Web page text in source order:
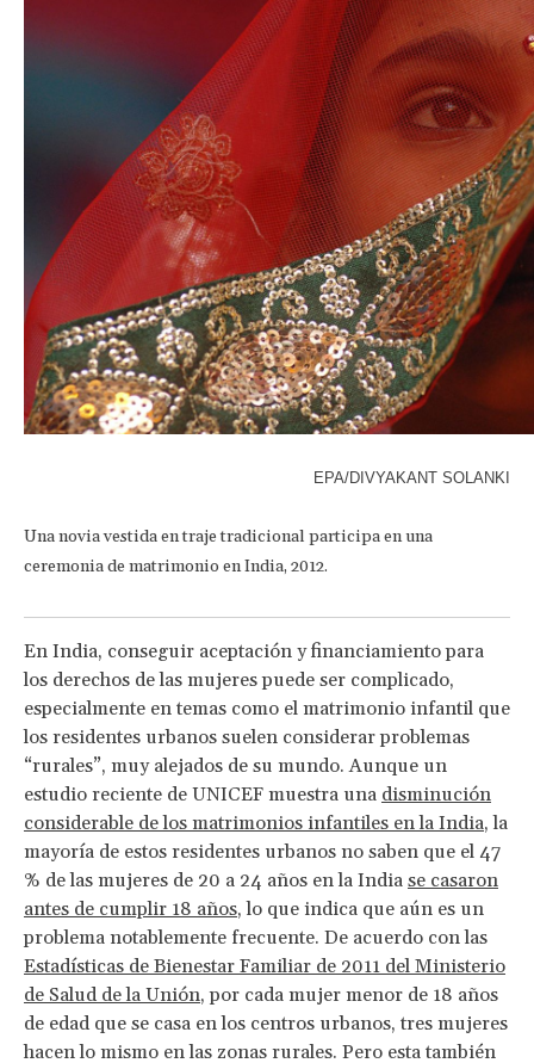
EPA/DIVYAKANT SOLANKI
Una novia vestida en traje tradicional participa en una
ceremonia de matrimonio en India, 2012.
En India, conseguir aceptación y financiamiento para
los derechos de las mujeres puede ser complicado,
especialmente en temas como el matrimonio infantil que
los residentes urbanos suelen considerar problemas
“rurales”, muy alejados de su mundo. Aunque un
estudio reciente de UNICEF muestra una disminución
considerable de los matrimonios infantiles en la India, la
mayoría de estos residentes urbanos no saben que el 47
% de las mujeres de 20 a 24 años en la India se casaron
antes de cumplir 18 años, lo que indica que aún es un
problema notablemente frecuente. De acuerdo con las
Estadísticas de Bienestar Familiar de 2011 del Ministerio
de Salud de la Unión, por cada mujer menor de 18 años
de edad que se casa en los centros urbanos, tres mujeres
hacen lo mismo en las zonas rurales. Pero esta también